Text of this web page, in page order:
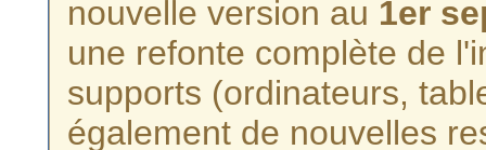
nouvelle version au 1er
une refonte complète de
supports (ordinateurs,
également de nouvelles